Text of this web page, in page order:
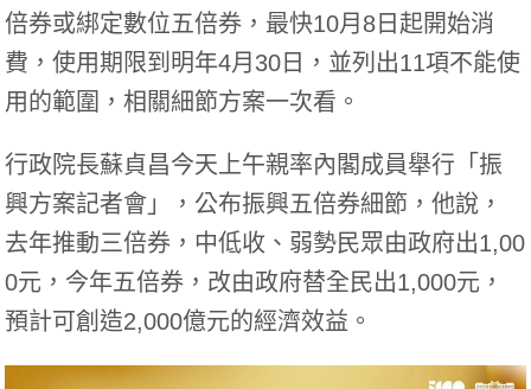
倍券或綁定數位五倍券，最快10月8日起開始消
費，使用期限到明年4月30日，並列出11項不能使
用的範圍，相關細節方案一次看。
行政院長蘇貞昌今天上午親率內閣成員舉行「振
興方案記者會」，公布振興五倍券細節，他說，
去年推動三倍券，中低收、弱勢民眾由政府出1,00
0元，今年五倍券，改由政府替全民出1,000元，
預計可創造2,000億元的經濟效益。